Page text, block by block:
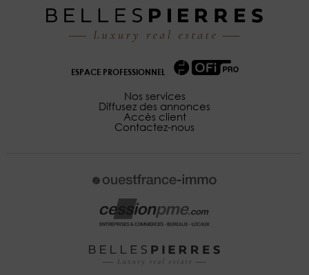
ESPACE PROFESSIONNEL
Nos services
Diffusez des annonces
Accès client
Contactez-nous